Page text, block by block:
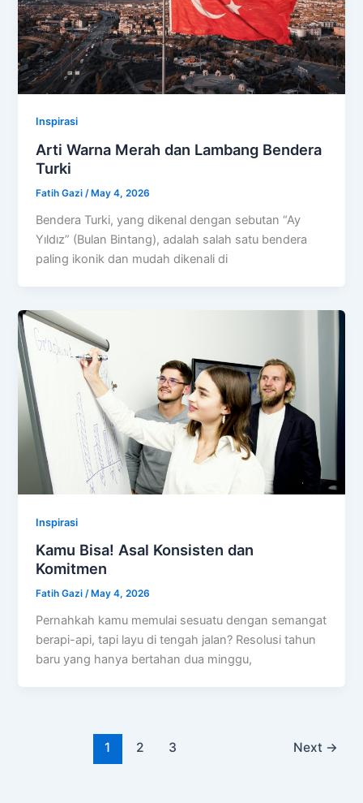
Inspirasi
Arti Warna Merah dan Lambang Bendera
Turki
Fatih Gazi/ May 4, 2026
Bendera Turki, yang dikenal dengan sebutan “Ay
Yıldız” (Bulan Bintang), adalah salah satu bendera
paling ikonik dan mudah dikenali di
Inspirasi
Kamu Bisa! Asal Konsisten dan
Komitmen
Fatih Gazi/ May 4, 2026
Pernahkah kamu memulai sesuatu dengan semangat
berapi-api, tapi layu di tengah jalan? Resolusi tahun
baru yang hanya bertahan dua minggu,
1 2 3 Next →